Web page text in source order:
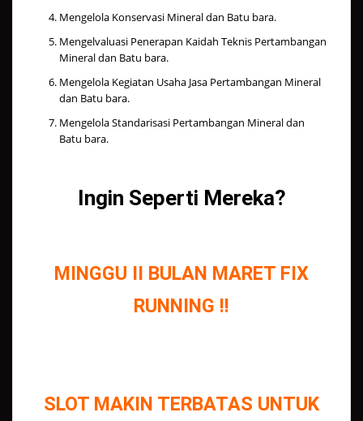
Mengelola Konservasi Mineral dan Batu bara.
Mengelvaluasi Penerapan Kaidah Teknis Pertambangan
Mineral dan Batu bara.
Mengelola Kegiatan Usaha Jasa Pertambangan Mineral
dan Batu bara.
Mengelola Standarisasi Pertambangan Mineral dan
Batu bara.
Ingin Seperti Mereka?
MINGGU II BULAN MARET FIX
RUNNING !!
SLOT MAKIN TERBATAS UNTUK